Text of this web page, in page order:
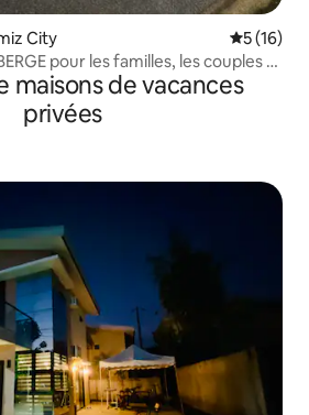
City
5 (16)
couples et
maisons de vacances
privées